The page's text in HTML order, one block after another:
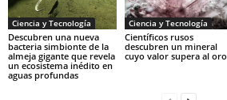
Ciencia y Tecnología
Descubren una nueva
bacteria simbionte de la
almeja gigante que revela
un ecosistema inédito en
aguas profundas
Ciencia y Tecnología
Científicos rusos
descubren un mineral
cuyo valor supera al oro